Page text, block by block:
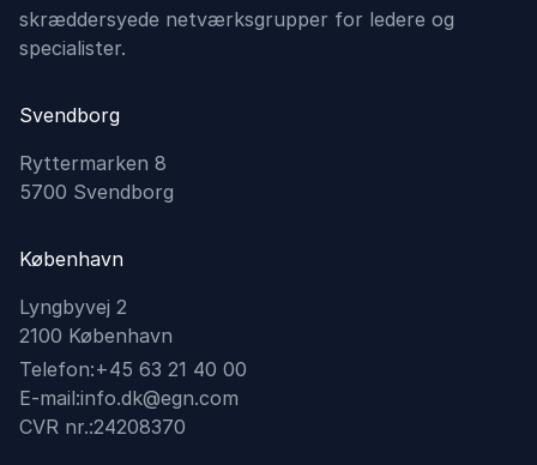
skræddersyede netværksgrupper for ledere og
specialister.
Svendborg
Ryttermarken 8
5700 Svendborg
København
Lyngbyvej 2
2100 København
Telefon:+45 63 21 40 00
E-mail:info.dk@egn.com
CVR nr.:24208370